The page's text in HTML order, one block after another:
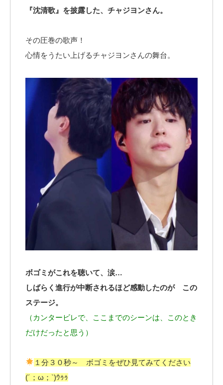
『沈清歌』を披露した、チャジヨンさん。
その圧巻の歌声！
心情をうたい上げるチャジヨンさんの舞台。
ボゴミがこれを聴いて、涙…
しばらく進行が中断されるほど感動したのが この
ステージ。
（カンタービレで、ここまでのシーンは、このとき
だけだったと思う）
１分３０秒～ ボゴミをぜひ見てみてください
(´；ω；`)ｳｩｩ